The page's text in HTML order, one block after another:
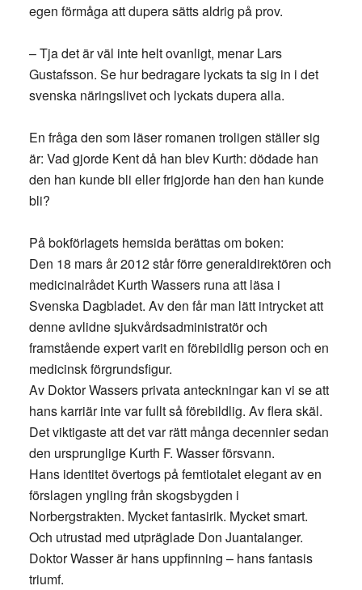
egen förmåga att dupera sätts aldrig på prov.
– Tja det är väl inte helt ovanligt, menar Lars
Gustafsson. Se hur bedragare lyckats ta sig in i det
svenska näringslivet och lyckats dupera alla.
En fråga den som läser romanen troligen ställer sig
är: Vad gjorde Kent då han blev Kurth: dödade han
den han kunde bli eller frigjorde han den han kunde
bli?
På bokförlagets hemsida berättas om boken:
Den 18 mars år 2012 står förre generaldirektören och
medicinalrådet Kurth Wassers runa att läsa i
Svenska Dagbladet. Av den får man lätt intrycket att
denne avlidne sjukvårdsadministratör och
framstående expert varit en förebildlig person och en
medicinsk förgrundsfigur.
Av Doktor Wassers privata anteckningar kan vi se att
hans karriär inte var fullt så förebildlig. Av flera skäl.
Det viktigaste att det var rätt många decennier sedan
den ursprunglige Kurth F. Wasser försvann.
Hans identitet övertogs på femtiotalet elegant av en
förslagen yngling från skogsbygden i
Norbergstrakten. Mycket fantasirik. Mycket smart.
Och utrustad med utpräglade Don Juantalanger.
Doktor Wasser är hans uppfinning – hans fantasis
triumf.